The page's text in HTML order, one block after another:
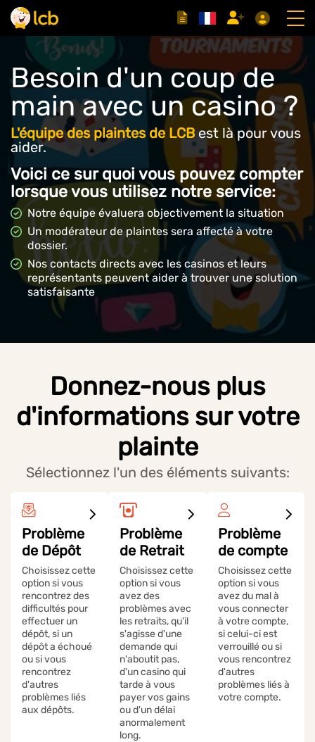
Besoin d'un coup de
main avec un casino ?
L'équipe des plaintes de LCBest là pour vous
aider.
Voici ce sur quoi vous pouvez compter
lorsque vous utilisez notre service:
Notre équipe évaluera objectivement la situation
Un modérateur de plaintes sera affecté à votre
dossier.
Nos contacts directs avec les casinos et leurs
représentants peuvent aider à trouver une solution
satisfaisante
Donnez-nous plus
d'informations sur votre
plainte
Sélectionnez l'un des éléments suivants:
Problème
de Dépôt
Choisissez cette
option si vous
rencontrez des
difficultés pour
effectuer un
dépôt, si un
dépôt a échoué
ou si vous
rencontrez
d'autres
problèmes liés
aux dépôts.
Problème
de Retrait
Choisissez cette
option si vous
avez des
problèmes avec
les retraits, qu'il
s'agisse d'une
demande qui
n'aboutit pas,
d'un casino qui
tarde à vous
payer vos gains
ou d'un délai
anormalement
long.
Problème
de compte
Choisissez cette
option si vous
avez du mal à
vous connecter
à votre compte,
si celui-ci est
verrouillé ou si
vous rencontrez
d'autres
problèmes liés à
votre compte.